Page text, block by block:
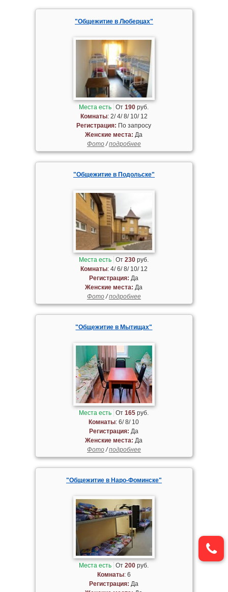
"Общежитие в Люберцах"
Места есть От190 руб.
Комнаты: 2/ 4/ 8/ 10/ 12
Регистрация: По запросу
Женские места: Да
Фото/подробнее
"Общежитие в Подольске"
Места есть От230 руб.
Комнаты: 4/ 6/ 8/ 10/ 12
Регистрация: Да
Женские места: Да
Фото/подробнее
"Общежитие в Мытищах"
Места есть От165 руб.
Комнаты: 6/ 8/ 10
Регистрация: Да
Женские места: Да
Фото/подробнее
"Общежитие в Наро-Фоминске"
Места есть От200 руб.
Комнаты: 6
Регистрация: Да